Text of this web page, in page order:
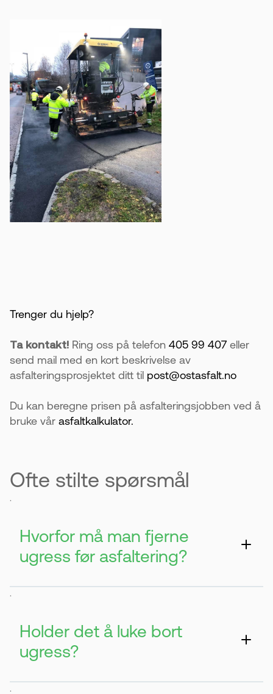
Trenger du hjelp?
Ta kontakt! Ring oss på telefon 405 99 407 eller
send mail med en kort beskrivelse av
asfalteringsprosjektet ditt til post@ostasfalt.no
Du kan beregne prisen på asfalteringsjobben ved å
bruke vår asfaltkalkulator.
Ofte stilte spørsmål
.
Hvorfor må man fjerne
ugress før asfaltering?
Ugress kan vokse gjennom asfalten og
.
Holder det å luke bort
ugress?
Nei, røtter kan fortsatt være igjen i bakken.
.